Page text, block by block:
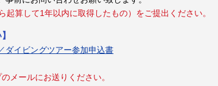
算して1年以内に取得したもの）をご提出ください。
イビングツアー参加申込書
メールにお送りください。